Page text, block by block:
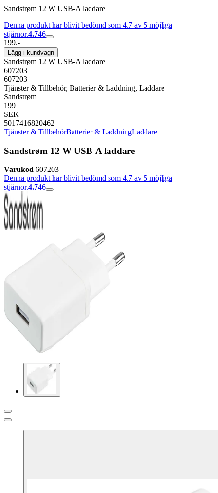
Sandstrøm 12 W USB-A laddare
Denna produkt har blivit bedömd som 4.7 av 5 möjliga
stjärnor.4.746
199.-
Lägg i kundvagn
Sandstrøm 12 W USB-A laddare
607203
607203
Tjänster & Tillbehör, Batterier & Laddning, Laddare
Sandstrøm
199
SEK
5017416820462
Tjänster & TillbehörBatterier & LaddningLaddare
Sandstrøm 12 W USB-A laddare
Varukod 607203
Denna produkt har blivit bedömd som 4.7 av 5 möjliga
stjärnor.4.746